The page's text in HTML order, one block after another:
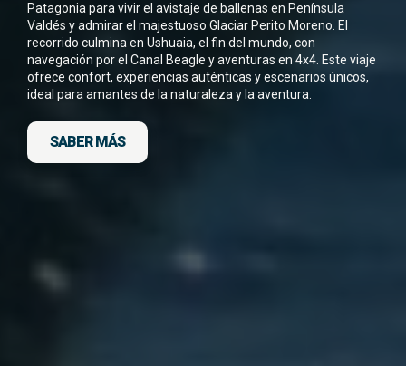
Patagonia para vivir el avistaje de ballenas en Península
Valdés y admirar el majestuoso Glaciar Perito Moreno. El
recorrido culmina en Ushuaia, el fin del mundo, con
navegación por el Canal Beagle y aventuras en 4x4. Este viaje
ofrece confort, experiencias auténticas y escenarios únicos,
ideal para amantes de la naturaleza y la aventura.
SABER MÁS
DESCARGA FICHA DEL VIAJE